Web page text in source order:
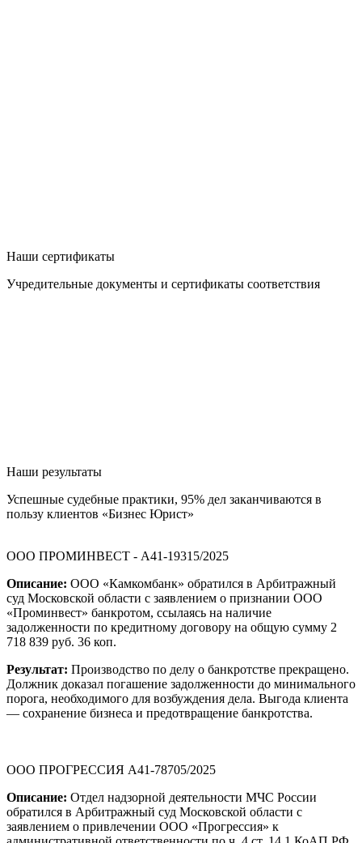
Наши сертификаты
Учредительные документы и сертификаты соответствия
Наши результаты
Успешные судебные практики, 95% дел заканчиваются в
пользу клиентов «Бизнес Юрист»
ООО ПРОМИНВЕСТ - А41-19315/2025
Описание: ООО «Камкомбанк» обратился в Арбитражный
суд Московской области с заявлением о признании ООО
«Проминвест» банкротом, ссылаясь на наличие
задолженности по кредитному договору на общую сумму 2
718 839 руб. 36 коп.
Результат: Производство по делу о банкротстве прекращено.
Должник доказал погашение задолженности до минимального
порога, необходимого для возбуждения дела. Выгода клиента
— сохранение бизнеса и предотвращение банкротства.
ООО ПРОГРЕССИЯ А41-78705/2025
Описание: Отдел надзорной деятельности МЧС России
обратился в Арбитражный суд Московской области с
заявлением о привлечении ООО «Прогрессия» к